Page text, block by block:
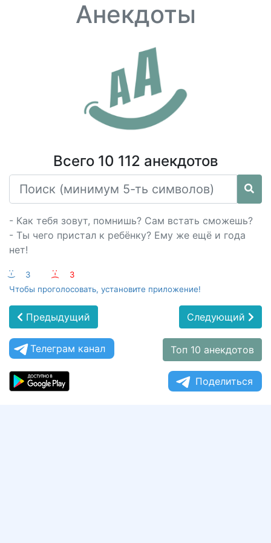
Анекдоты
Всего 10 112 анекдотов
- Как тебя зовут, помнишь? Сам встать сможешь?
- Ты чего пристал к ребёнку? Ему же ещё и года
нет!
:-) 3 :-(
3
Чтобы проголосовать, установите приложение!
Предыдущий Следующий
Телеграм канал Топ 10 анекдотов
Поделиться